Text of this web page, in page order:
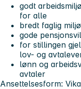
godt
for alle
bredt faglig
gode
for stillingen
lov- og
lønn og
avtaler
Ansettelsesform: